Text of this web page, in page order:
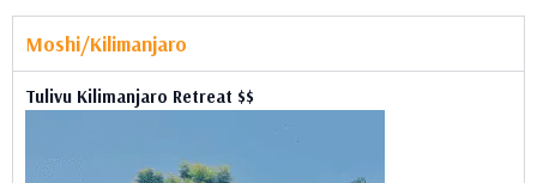
Moshi/Kilimanjaro
Tulivu Kilimanjaro Retreat $$